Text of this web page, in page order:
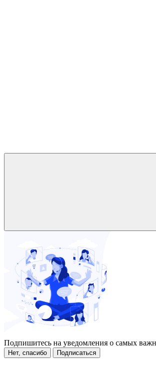
Подпишитесь на уведомления о самых
Нет, спасибо Подписаться